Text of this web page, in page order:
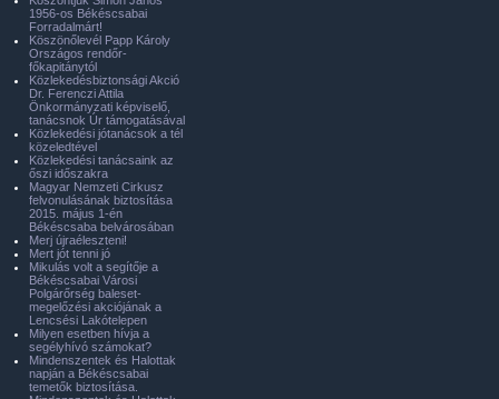
1956-os Békéscsabai
Forradalmárt!
Köszönőlevél Papp Károly
Országos rendőr-
főkapitánytól
Közlekedésbiztonsági Akció
Dr. Ferenczi Attila
Önkormányzati képviselő,
tanácsnok Úr támogatásával
Közlekedési jótanácsok a tél
közeledtével
Közlekedési tanácsaink az
őszi időszakra
Magyar Nemzeti Cirkusz
felvonulásának biztosítása
2015. május 1-én
Békéscsaba belvárosában
Merj újraéleszteni!
Mert jót tenni jó
Mikulás volt a segítője a
Békéscsabai Városi
Polgárőrség baleset-
megelőzési akciójának a
Lencsési Lakótelepen
Milyen esetben hívja a
segélyhívó számokat?
Mindenszentek és Halottak
napján a Békéscsabai
temetők biztosítása.